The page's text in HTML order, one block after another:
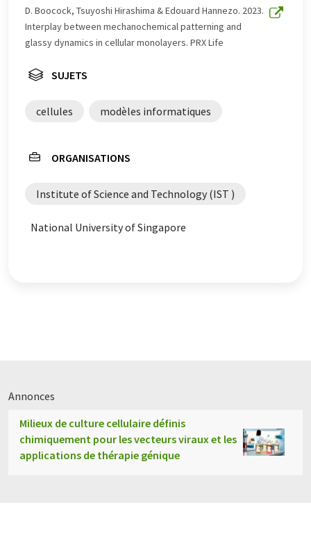
été traduit avec traduction automatique, il est possible
qu'il contienne des erreurs de vocabulaire, de syntaxe ou
de grammaire. L'article original dans Anglais peut être
D. Boocock, Tsuyoshi Hirashima & Edouard Hannezo. 2023.
Interplay between mechanochemical patterning and
glassy dynamics in cellular monolayers. PRX Life
SUJETS
cellules modèles informatiques
ORGANISATIONS
Institute of Science and Technology (IST )
National University of Singapore
Annonces
Milieux de culture cellulaire définis
chimiquement pour les vecteurs viraux et les
applications de thérapie génique